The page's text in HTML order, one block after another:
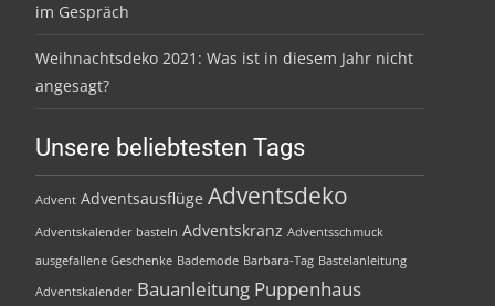
im Gespräch
Weihnachtsdeko 2021: Was ist in diesem Jahr nicht
angesagt?
Unsere beliebtesten Tags
Advent Adventsausflüge Adventsdeko
Adventskalender basteln Adventskranz Adventsschmuck
ausgefallene Geschenke Bademode Barbara-Tag Bastelanleitung
Adventskalender Bauanleitung Puppenhaus